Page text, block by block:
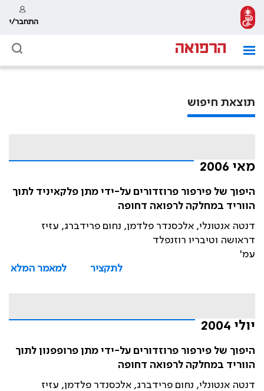
התחבר/י
תוצאת חיפוש
מאי 2006
היפוך של פירפור פרוזדורים על-ידי מתן פלקאיניד לתוך
הווריד במחלקה לרפואה דחופה
דנטה אנטונלי, אלכסנדר פלדמן, נחום פרידברג, עזיז
דראושה וטיבריו רוזנפלד
עמ'
לתקציר
למאמר המלא
יולי 2004
היפוך של פירפור פרוזדורים על-ידי מתן פרופפנון לתוך
הווריד במחלקה לרפואה דחופה
דנטה אנטונלי, נחום פרידברג, אלכסנדר פלדמן, עזיז